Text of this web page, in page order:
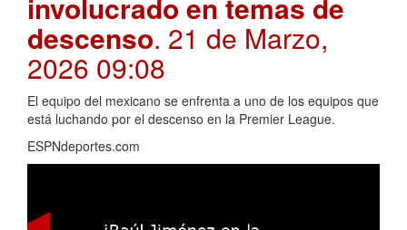
descenso. 21 de Marzo,
2026 09:08
El equipo del mexicano se enfrenta a uno de los equipos que
está luchando por el descenso en la Premier League.
ESPNdeportes.com